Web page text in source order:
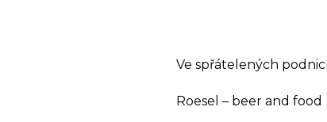
Ve spřátelených
Roesel – beer and food